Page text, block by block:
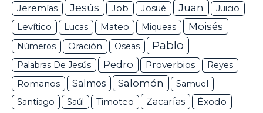
Jeremías Jesús Job Josué Juan
Juicio
Levítico
Lucas Mateo Miqueas Moisés
Números Oración Oseas Pablo
Palabras De Jesús Pedro Proverbios Reyes
Romanos Salmos Salomón
Samuel
Santiago
Saúl Timoteo Zacarías Éxodo